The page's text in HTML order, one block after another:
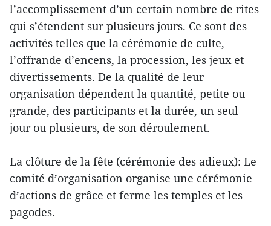
l’accomplissement d’un certain nombre de rites
qui s’étendent sur plusieurs jours. Ce sont des
activités telles que la cérémonie de culte,
l’offrande d’encens, la procession, les jeux et
divertissements. De la qualité de leur
organisation dépendent la quantité, petite ou
grande, des participants et la durée, un seul
jour ou plusieurs, de son déroulement.
La clôture de la fête (cérémonie des adieux): Le
comité d’organisation organise une cérémonie
d’actions de grâce et ferme les temples et les
pagodes.